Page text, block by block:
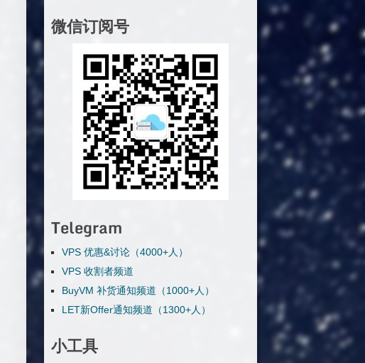
微信订阅号
Telegram
VPS 优惠&讨论（4000+人）
VPS 收割者频道
BuyVM 补货通知频道（1000+人）
LET新Offer通知频道（1300+人）
小工具